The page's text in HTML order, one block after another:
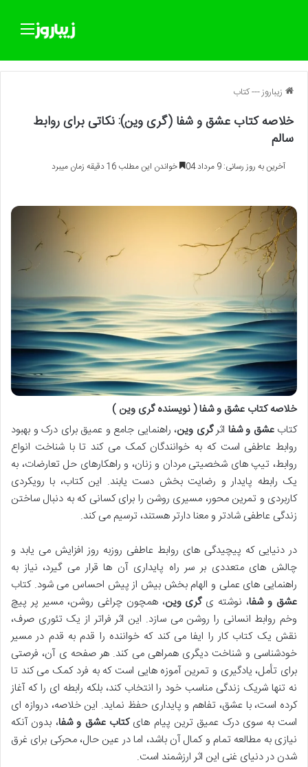
زیباروز---کتاب
خلاصه کتاب عشق و شفا (گری وین): نکاتی برای روابط
سالم
آخرین به روز رسانی: 9 مرداد 04 خواندن این مطلب 16 دقیقه زمان میبرد
خلاصه کتاب عشق و شفا ( نویسنده گری وین )
کتابعشق و شفا اثرگری وین، راهنمایی جامع و عمیق برای درک و بهبود
روابط عاطفی است که به خوانندگان کمک می کند تا با شناخت انواع
روابط، تیپ های شخصیتی مردان و زنان، و راهکارهای حل تعارضات، به
یک رابطه پایدار و رضایت بخش دست یابند. این کتاب، با رویکردی
کاربردی و تمرین محور، مسیری روشن را برای کسانی که به دنبال ساختن
زندگی عاطفی شادتر و معنا دارتر هستند، ترسیم می کند.
در دنیایی که پیچیدگی های روابط عاطفی روزبه روز افزایش می یابد و
چالش های متعددی بر سر راه پایداری آن ها قرار می گیرد، نیاز به
راهنمایی های عملی و الهام بخش بیش از پیش احساس می شود. کتاب
عشق و شفا، نوشته یگری وین، همچون چراغی روشن، مسیر پر پیچ
وخم روابط انسانی را روشن می سازد. این اثر فراتر از یک تئوری صرف،
نقش یک کتاب کار را ایفا می کند که خواننده را قدم به قدم در مسیر
خودشناسی و شناخت دیگری همراهی می کند. هر صفحه ی آن، فرصتی
برای تأمل، یادگیری و تمرین آموزه هایی است که به فرد کمک می کند تا
نه تنها شریک زندگی مناسب خود را انتخاب کند، بلکه رابطه ای را که آغاز
کرده است، با عشق، تفاهم و پایداری حفظ نماید. این خلاصه، دروازه ای
است به سوی درک عمیق ترین پیام هایکتاب عشق و شفا، بدون آنکه
نیازی به مطالعه تمام و کمال آن باشد، اما در عین حال، محرکی برای غرق
شدن در دنیای غنی این اثر ارزشمند است.